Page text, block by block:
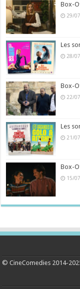
Box-
29/
Les
28/
Box-
22/
Les
21/
Box-
15/
© CineComedies 2014-